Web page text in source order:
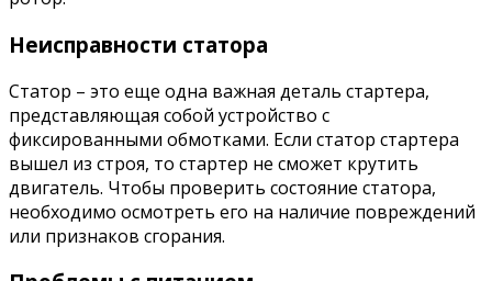
Неисправности статора
Статор – это еще одна важная деталь стартера,
представляющая собой устройство с
фиксированными обмотками. Если статор стартера
вышел из строя, то стартер не сможет крутить
двигатель. Чтобы проверить состояние статора,
необходимо осмотреть его на наличие повреждений
или признаков сгорания.